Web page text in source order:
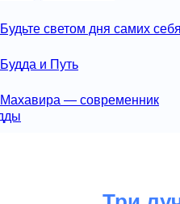
Будьте светом дня самих
Будда и Путь
Махавира — современник